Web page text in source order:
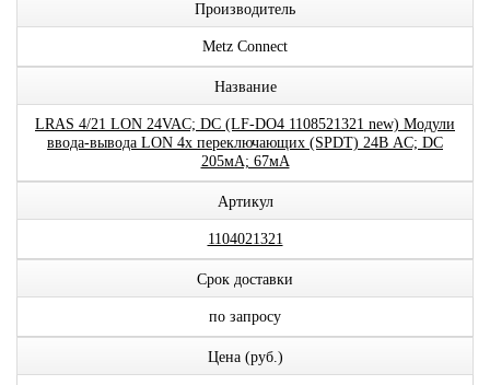
Производитель
Metz Connect
Название
LRAS 4/21 LON 24VAC; DC (LF-DO4 1108521321 new) Модули
ввода-вывода LON 4x переключающих (SPDT) 24В AC; DC
205мА; 67мА
Артикул
1104021321
Срок доставки
по запросу
Цена (руб.)